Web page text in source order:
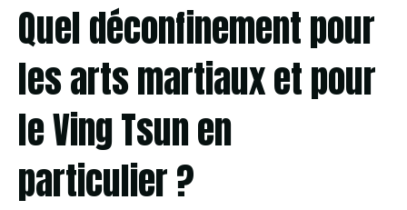
Quel déconfinement pour
les arts martiaux et pour
le Ving Tsun en
particulier ?